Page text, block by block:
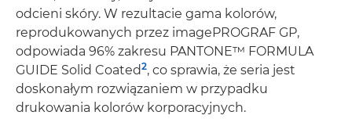
odcieni skóry. W rezultacie gama kolorów,
reprodukowanych przez imagePROGRAF GP,
odpowiada 96% zakresu PANTONE™ FORMULA
GUIDE Solid Coated2, co sprawia, że seria jest
doskonałym rozwiązaniem w przypadku
drukowania kolorów korporacyjnych.